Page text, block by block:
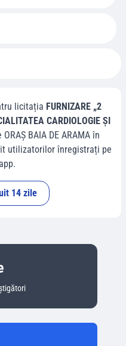
licitația FURNIZARE „2
CARDIOLOGIE ȘI
ORAȘ BAIA DE ARAMAîn
utilizatorilor înregistrați pe
14 zile